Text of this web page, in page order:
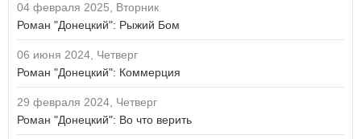
04 февраля 2025, Вторник
Роман "Донецкий": Рыжий Бом
06 июня 2024, Четверг
Роман "Донецкий": Коммерция
29 февраля 2024, Четверг
Роман "Донецкий": Во что верить